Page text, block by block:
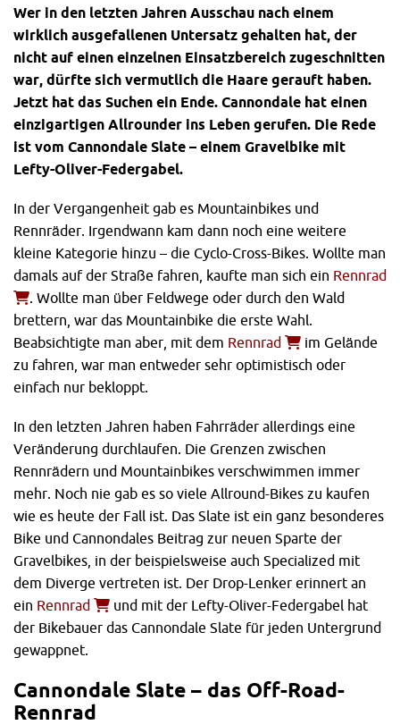
Wer in den letzten Jahren Ausschau nach einem
wirklich ausgefallenen Untersatz gehalten hat, der
nicht auf einen einzelnen Einsatzbereich zugeschnitten
war, dürfte sich vermutlich die Haare gerauft haben.
Jetzt hat das Suchen ein Ende. Cannondale hat einen
einzigartigen Allrounder ins Leben gerufen. Die Rede
ist vom Cannondale Slate – einem Gravelbike mit
Lefty-Oliver-Federgabel.
In der Vergangenheit gab es Mountainbikes und
Rennräder. Irgendwann kam dann noch eine weitere
kleine Kategorie hinzu – die Cyclo-Cross-Bikes. Wollte man
damals auf der Straße fahren, kaufte man sich ein Rennrad
. Wollte man über Feldwege oder durch den Wald
brettern, war das Mountainbike die erste Wahl.
Beabsichtigte man aber, mit dem Rennrad
im Gelände
zu fahren, war man entweder sehr optimistisch oder
einfach nur bekloppt.
In den letzten Jahren haben Fahrräder allerdings eine
Veränderung durchlaufen. Die Grenzen zwischen
Rennrädern und Mountainbikes verschwimmen immer
mehr. Noch nie gab es so viele Allround-Bikes zu kaufen
wie es heute der Fall ist. Das Slate ist ein ganz besonderes
Bike und Cannondales Beitrag zur neuen Sparte der
Gravelbikes, in der beispielsweise auch Specialized mit
dem Diverge vertreten ist. Der Drop-Lenker erinnert an
ein Rennrad
und mit der Lefty-Oliver-Federgabel hat
der Bikebauer das Cannondale Slate für jeden Untergrund
gewappnet.
Cannondale Slate – das Off-Road-
Rennrad